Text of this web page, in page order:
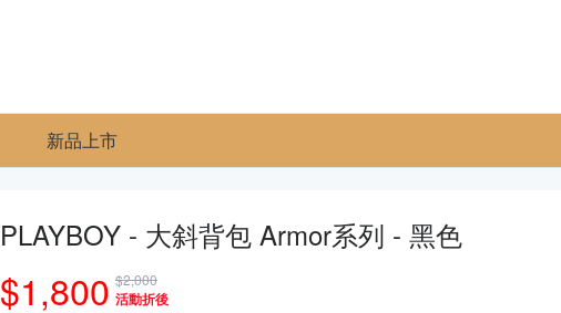
新品上市
PLAYBOY - 大斜背包 Armor系列 - 黑色
$1,800 $2,000
活動折後